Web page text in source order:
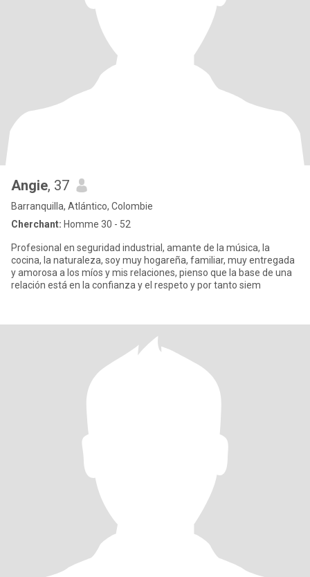
Angie, 37
Barranquilla, Atlántico, Colombie
Cherchant: Homme 30 - 52
Profesional en seguridad industrial, amante de la música, la
cocina, la naturaleza, soy muy hogareña, familiar, muy entregada
y amorosa a los míos y mis relaciones, pienso que la base de una
relación está en la confianza y el respeto y por tanto siem